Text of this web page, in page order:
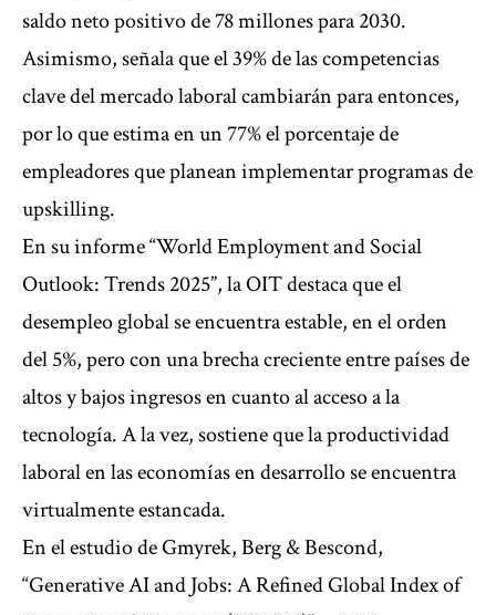
saldo neto positivo de 78 millones para 2030.
Asimismo, señala que el 39% de las competencias
clave del mercado laboral cambiarán para entonces,
por lo que estima en un 77% el porcentaje de
empleadores que planean implementar programas de
upskilling.
En su informe “World Employment and Social
Outlook: Trends 2025”, la OIT destaca que el
desempleo global se encuentra estable, en el orden
del 5%, pero con una brecha creciente entre países de
altos y bajos ingresos en cuanto al acceso a la
tecnología. A la vez, sostiene que la productividad
laboral en las economías en desarrollo se encuentra
virtualmente estancada.
En el estudio de Gmyrek, Berg & Bescond,
“Generative AI and Jobs: A Refined Global Index of